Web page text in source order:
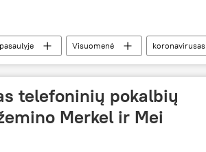
Visuomenė
koronavirusas
telefoninių pokalbių
Merkel ir Mei